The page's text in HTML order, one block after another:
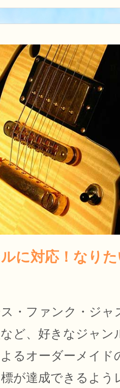
に対応！なり
・ファンク・ジャ
ど、好きなジャン
るオーダーメイド
が達成できるよう